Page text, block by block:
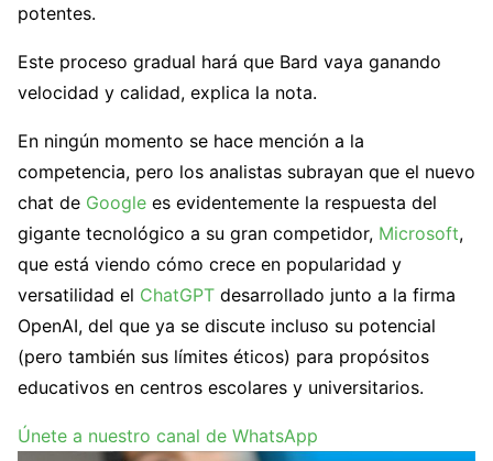
potentes.
Este proceso gradual hará que Bard vaya ganando
velocidad y calidad, explica la nota.
En ningún momento se hace mención a la
competencia, pero los analistas subrayan que el nuevo
chat de Google es evidentemente la respuesta del
gigante tecnológico a su gran competidor, Microsoft,
que está viendo cómo crece en popularidad y
versatilidad el ChatGPT desarrollado junto a la firma
OpenAI, del que ya se discute incluso su potencial
(pero también sus límites éticos) para propósitos
educativos en centros escolares y universitarios.
Únete a nuestro canal de WhatsApp